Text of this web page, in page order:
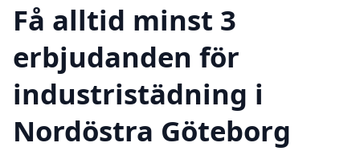
Få alltid minst 3
erbjudanden för
industristädning i
Nordöstra Göteborg